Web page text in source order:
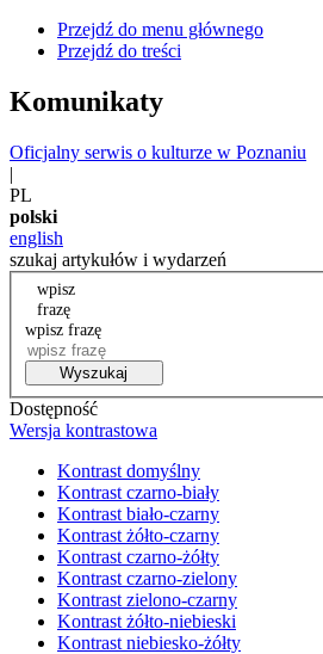
Przejdź do menu głównego
Przejdź do treści
Komunikaty
Oficjalny serwis o kulturze w Poznaniu
|
PL
polski
english
szukaj artykułów i wydarzeń
wpisz
frazę
wpisz frazę
Wyszukaj
Dostępność
Wersja kontrastowa
Kontrast domyślny
Kontrast czarno-biały
Kontrast biało-czarny
Kontrast żółto-czarny
Kontrast czarno-żółty
Kontrast czarno-zielony
Kontrast zielono-czarny
Kontrast żółto-niebieski
Kontrast niebiesko-żółty